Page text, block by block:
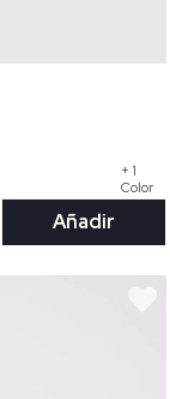
+ 1
Color
Añadir